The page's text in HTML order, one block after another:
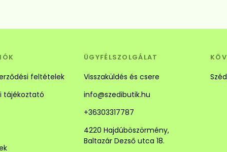
feltételek
tájékoztató
ÜGYFÉLSZOLGÁLAT
Visszaküldés és csere
info@szedibutik.hu
+36303317787
4220 Hajdúböszörmény,
Baltazár Dezső utca 18.